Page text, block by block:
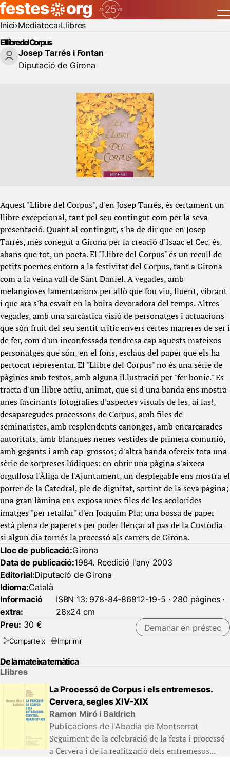
Inici Mediateca Llibres
El llibre del Corpus
Josep Tarrés i Fontan
Diputació de Girona
Aquest "Llibre del Corpus", d'en Josep Tarrés, és certament un
llibre excepcional, tant pel seu contingut com per la seva
presentació. Quant al contingut, s'ha de dir que en Josep
Tarrés, més conegut a Girona per la creació d'Isaac el Cec, és,
abans que tot, un poeta. El "Llibre del Corpus" és un recull de
petits poemes entorn a la festivitat del Corpus, tant a Girona
com a la veïna vall de Sant Daniel. A vegades, amb
melangioses lamentacions per allò que fou viu, lluent, vibrant
i que ara s'ha esvaït en la boira devoradora del temps. Altres
vegades, amb una sarcàstica visió de personatges i actuacions
que són fruit del seu sentit crític envers certes maneres de ser i
de fer, com d'un inconfessada tendresa cap aquests mateixos
personatges que són, en el fons, esclaus del paper que els ha
pertocat representar. El "Llibre del Corpus" no és una sèrie de
pàgines amb textos, amb alguna il.lustració per "fer bonic." Es
tracta d'un llibre actiu, animat, que si d'una banda ens mostra
unes fascinants fotografies d'aspectes visuals de les, ai las!,
desaparegudes processons de Corpus, amb files de
seminaristes, amb resplendents canonges, amb encarcarades
autoritats, amb blanques nenes vestides de primera comunió,
amb gegants i amb cap-grossos; d'altra banda ofereix tota una
sèrie de sorpreses lúdiques: en obrir una pàgina s'aixeca
orgullosa l'Àliga de l'Ajuntament, un desplegable ens mostra el
porrer de la Catedral, ple de dignitat, sortint de la seva pàgina;
una gran làmina ens exposa unes files de les acolorides
imatges "per retallar" d'en Joaquim Pla; una bossa de paper
està plena de paperets per poder llençar al pas de la Custòdia
si algun dia tornés la processó als carrers de Girona.
Lloc de publicació:Girona
Data de publicació:1984. Reedició l'any 2003
Editorial:Diputació de Girona
Idioma:Català
Informació
extra:
ISBN 13: 978-84-86812-19-5 · 280 pàgines ·
28x24 cm
Preu: 30 € Demanar en préstec
Comparteix Imprimir
De la mateixa temàtica
Llibres
La Processó de Corpus i els entremesos.
Cervera, segles XIV-XIX
Ramon Miró i Baldrich
Publicacions de l'Abadia de Montserrat
Seguiment de la celebració de la festa i processó
a Cervera i de la realització dels entremesos...